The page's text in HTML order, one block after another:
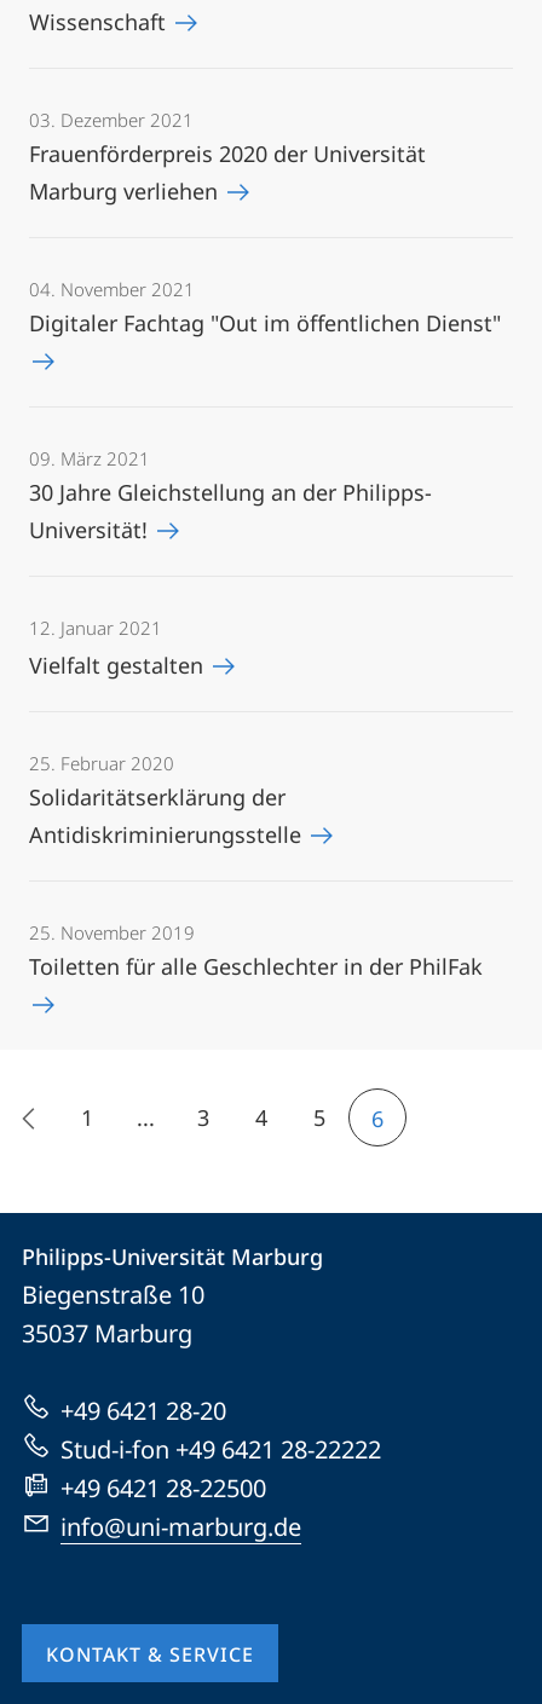
Wissenschaft
03. Dezember 2021
Frauenförderpreis 2020 der Universität
Marburg verliehen
04. November 2021
Digitaler Fachtag "Out im öffentlichen Dienst"
09. März 2021
30 Jahre Gleichstellung an der Philipps-
Universität!
12. Januar 2021
Vielfalt gestalten
25. Februar 2020
Solidaritätserklärung der
Antidiskriminierungsstelle
25. November 2019
Toiletten für alle Geschlechter in der PhilFak
1 ... 3 4 5 6
Kontakt
und
Informationen
zur
Website
Kontaktinformationen
Philipps-
Universität
Marburg
Philipps-Universität Marburg
Biegenstraße 10
35037 Marburg
+49 6421 28-20
Stud-i-fon +49 6421 28-22222
+49 6421 28-22500
info@uni-marburg.de
KONTAKT & SERVICE